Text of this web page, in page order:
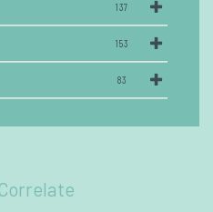
137
153
83